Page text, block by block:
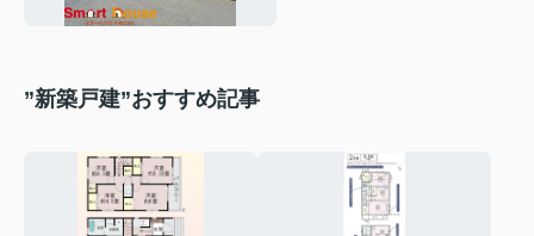
”新築戸建”おすすめ記事